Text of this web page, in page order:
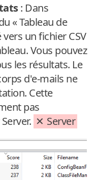
: Dans
« Tableau de
un fichier CSV
Vous pouvez
les résultats. Le
d'e-mails ne
Cette
pas
Server